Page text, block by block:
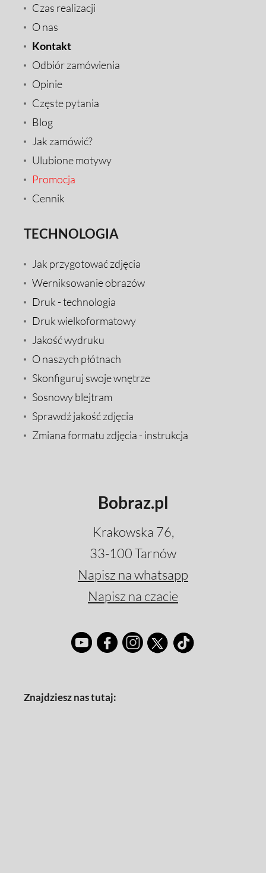
Czas realizacji
O nas
Kontakt
Odbiór zamówienia
Opinie
Częste pytania
Blog
Jak zamówić?
Ulubione motywy
Promocja
Cennik
TECHNOLOGIA
Jak przygotować zdjęcia
Werniksowanie obrazów
Druk - technologia
Druk wielkoformatowy
Jakość wydruku
O naszych płótnach
Skonfiguruj swoje wnętrze
Sosnowy blejtram
Sprawdź jakość zdjęcia
Zmiana formatu zdjęcia - instrukcja
Bobraz.pl
Krakowska 76,
33-100 Tarnów
Napisz na whatsapp
Napisz na czacie
Znajdziesz nas tutaj: